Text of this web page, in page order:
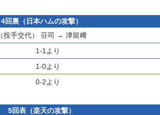
4回裏（日本ハムの攻撃）
（投手交代） 荘司 → 津留﨑
1-1より
1-0より
0-2より
5回表（楽天の攻撃）